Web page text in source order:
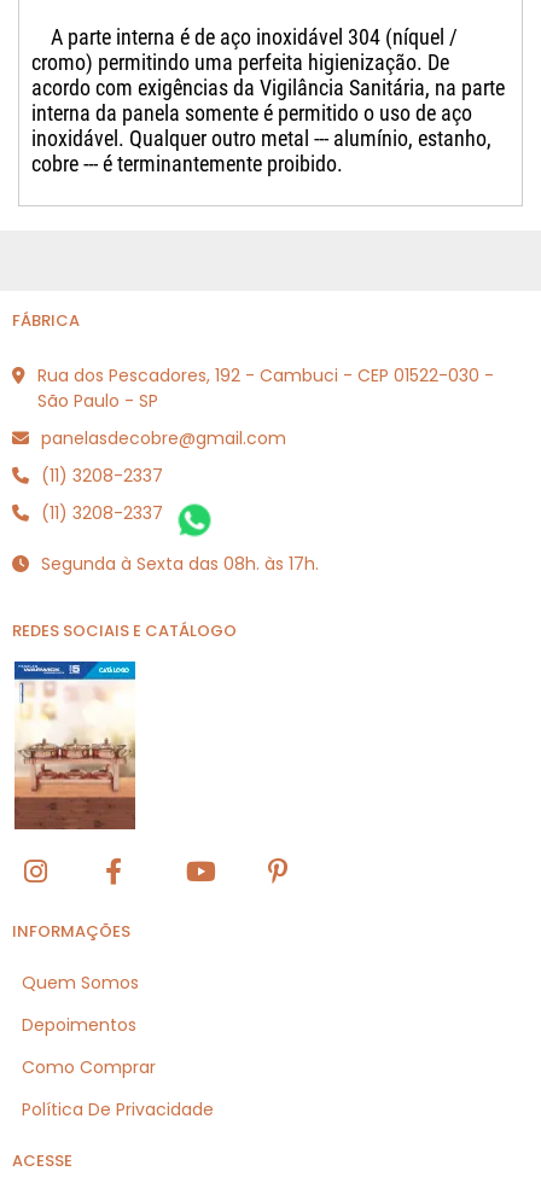
A parte interna é de aço inoxidável 304 (níquel /
cromo) permitindo uma perfeita higienização. De
acordo com exigências da Vigilância Sanitária, na parte
interna da panela somente é permitido o uso de aço
inoxidável. Qualquer outro metal --- alumínio, estanho,
cobre --- é terminantemente proibido.
FÁBRICA
Rua dos Pescadores, 192 - Cambuci - CEP 01522-030 -
São Paulo - SP
panelasdecobre@gmail.com
(11) 3208-2337
(11) 3208-2337
Segunda à Sexta das 08h. às 17h.
REDES SOCIAIS E CATÁLOGO
INFORMAÇÕES
Quem Somos
Depoimentos
Como Comprar
Política De Privacidade
ACESSE